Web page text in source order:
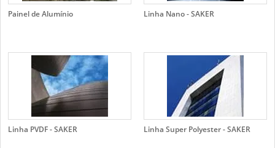
Painel de Alumínio Linha Nano - SAKER
Linha PVDF - SAKER Linha Super Polyester - SAKER